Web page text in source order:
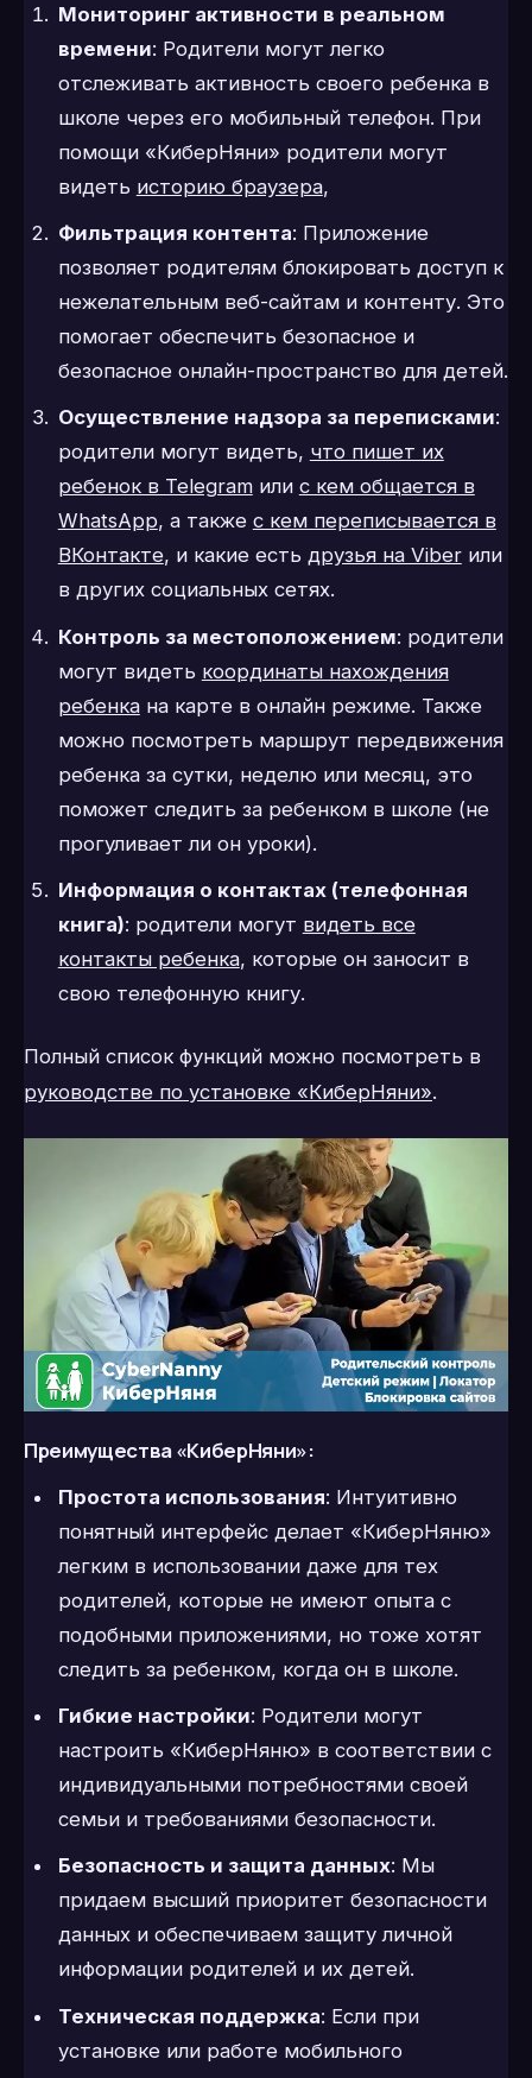
Мониторинг активности в реальном
времени: Родители могут легко
отслеживать активность своего ребенка в
школе через его мобильный телефон. При
помощи «КиберНяни» родители могут
видеть историю браузера,
Фильтрация контента: Приложение
позволяет родителям блокировать доступ к
нежелательным веб-сайтам и контенту. Это
помогает обеспечить безопасное и
безопасное онлайн-пространство для детей.
Осуществление надзора за переписками:
родители могут видеть, что пишет их
ребенок в Telegramили с кем общается в
WhatsApp, а также с кем переписывается в
ВКонтакте, и какие есть друзья на Viberили
в других социальных сетях.
Контроль за местоположением: родители
могут видеть координаты нахождения
ребенкана карте в онлайн режиме. Также
можно посмотреть маршрут передвижения
ребенка за сутки, неделю или месяц, это
поможет следить за ребенком в школе (не
прогуливает ли он уроки).
Информация о контактах (телефонная
книга): родители могут видеть все
контакты ребенка, которые он заносит в
свою телефонную книгу.
Полный список функций можно посмотреть в
руководстве по установке «КиберНяни».
Преимущества «КиберНяни»:
Простота использования: Интуитивно
понятный интерфейс делает «КиберНяню»
легким в использовании даже для тех
родителей, которые не имеют опыта с
подобными приложениями, но тоже хотят
следить за ребенком, когда он в школе.
Гибкие настройки: Родители могут
настроить «КиберНяню» в соответствии с
индивидуальными потребностями своей
семьи и требованиями безопасности.
Безопасность и защита данных: Мы
придаем высший приоритет безопасности
данных и обеспечиваем защиту личной
информации родителей и их детей.
Техническая поддержка: Если при
установке или работе мобильного